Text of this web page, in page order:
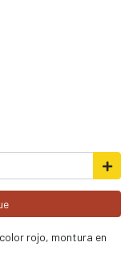
rojo, montura en